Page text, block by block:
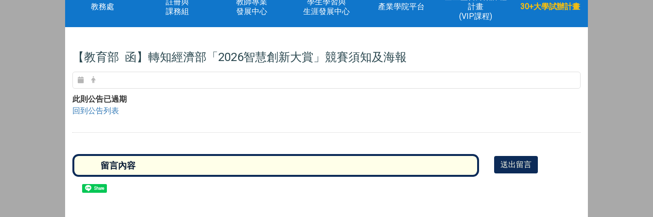
教務處
課務組
發展中心
生涯發展中心
產業學院平台
計畫
(VIP課程)
30+大學試辦計畫
【教育部 函】轉知經濟部「2026智慧創新大賞」競賽須知及海報
此則公告已過期
回到公告列表
送出留言
Share